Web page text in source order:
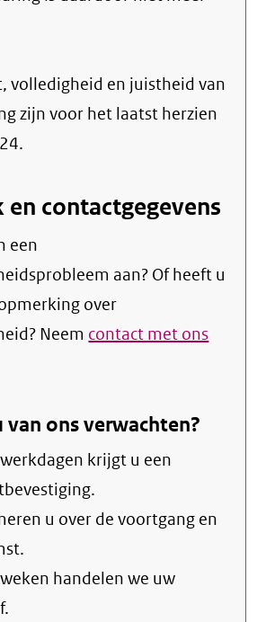
volledigheid en juistheid van
zijn voor het laatst herzien
en contactgegevens
een
aan? Of heeft u
over
Neem contact met ons
ons verwachten?
krijgt u een
u over de voortgang en
handelen we uw